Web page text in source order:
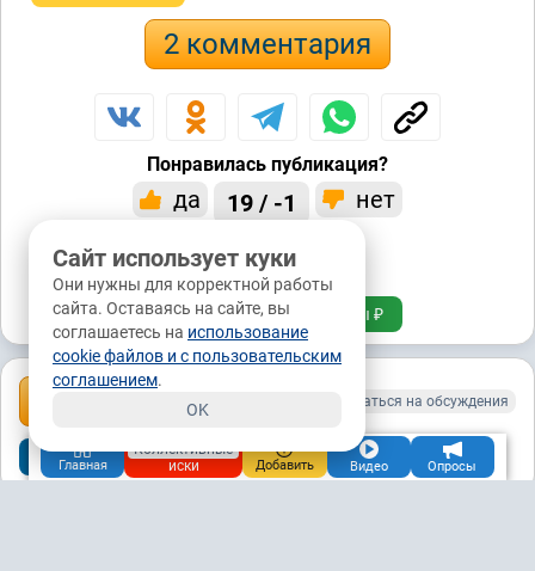
2 комментария
Понравилась публикация?
да 19 / -1 нет
0 / 0
Подписаться Донаты ₽
Комментарии: 2 Подписаться на обсуждения
Популярные Новые Старые
Главная
Коллективные
иски
Добавить Видео Опросы
Сайт использует куки
Они нужны для корректной работы
сайта. Оставаясь на сайте, вы
соглашаетесь на использование
cookie файлов и с пользовательским
соглашением.
OK